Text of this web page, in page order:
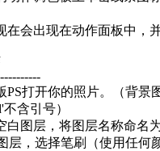
在会出现在动作面板中，
PS打开你的照片。（背景
含引号）
白图层，将图层名称命名为
图层，选择笔刷（使用任何